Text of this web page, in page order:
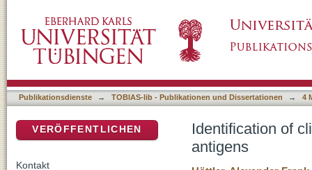
Publikationsdienste → TOBIAS-lib - Publikationen und Dissertationen → 4
Identification of
antigens
VERÖFFENTLICHEN
Kontakt